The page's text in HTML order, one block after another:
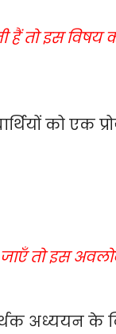
हैं तो इस विषय
को एक
तो इस
अध्ययन के